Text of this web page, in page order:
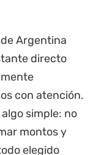
Argentina
directo
con atención.
simple: no
montos y
elegido